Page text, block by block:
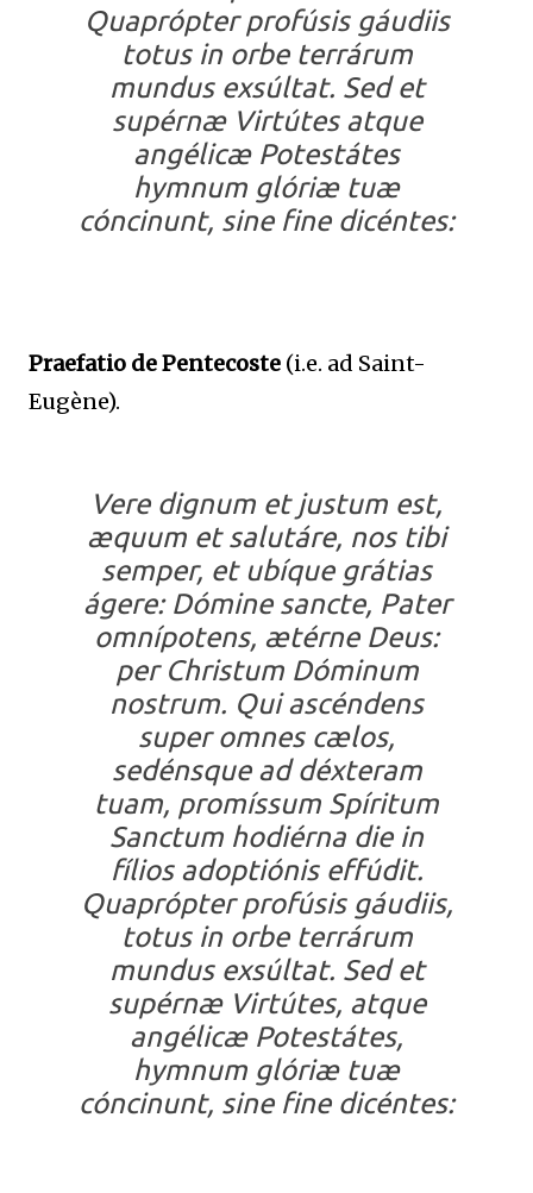
Quaprópter profúsis gáudiis
totus in orbe terrárum
mundus exsúltat. Sed et
supérnæ Virtútes atque
angélicæ Potestátes
hymnum glóriæ tuæ
cóncinunt, sine fine dicéntes:
Praefatio de Pentecoste (i.e. ad Saint-
Eugène).
Vere dignum et justum est,
æquum et salutáre, nos tibi
semper, et ubíque grátias
ágere: Dómine sancte, Pater
omnípotens, ætérne Deus:
per Christum Dóminum
nostrum. Qui ascéndens
super omnes cælos,
sedénsque ad déxteram
tuam, promíssum Spíritum
Sanctum hodiérna die in
fílios adoptiónis effúdit.
Quaprópter profúsis gáudiis,
totus in orbe terrárum
mundus exsúltat. Sed et
supérnæ Virtútes, atque
angélicæ Potestátes,
hymnum glóriæ tuæ
cóncinunt, sine fine dicéntes: